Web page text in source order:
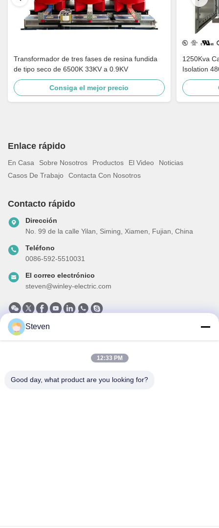
Transformador de tres fases de resina fundida
de tipo seco de 6500K 33KV a 0.9KV
Consiga el mejor precio
1250Kva Cast Resin Dry Type Transformers
Isolation
Enlace rápido
En Casa Sobre Nosotros Productos El Video
Noticias
Casos De Trabajo
Contacta Con Nosotros
Contacto rápido
Dirección
No. 99 de la calle Yilan, Siming, Xiamen, Fujian, China
Teléfono
0086-592-5510031
El correo electrónico
steven@winley-electric.com
Nuestro boletín
Steven
12:33 PM
Good day, what product are you looking for?